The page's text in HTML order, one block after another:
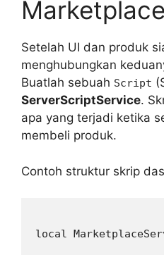
Setelah UI dan produk
menghubungkan
Buatlah sebuah Script
ServerScriptService.
apa yang terjadi ketika
membeli produk.
Contoh struktur skrip
local